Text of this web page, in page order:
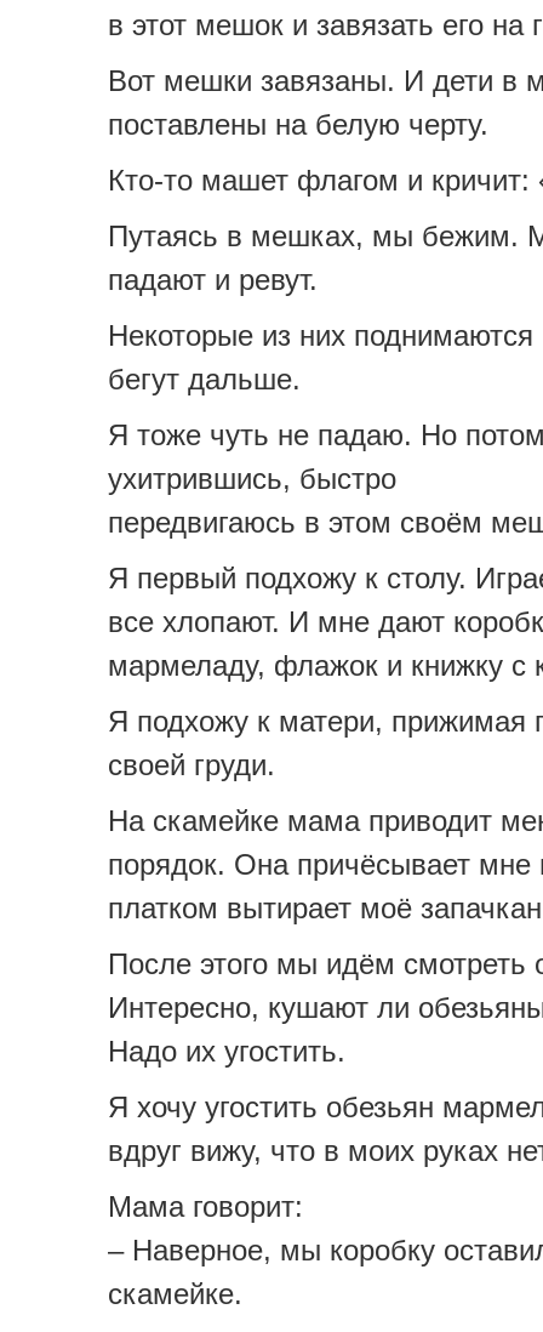
в этот мешок и завязать его на
Вот мешки завязаны. И дети в
поставлены на белую черту.
Кто-то машет флагом и кричит:
Путаясь в мешках, мы бежим.
падают и ревут.
Некоторые из них
бегут дальше.
Я тоже чуть не падаю. Но
ухитрившись, быстро
передвигаюсь в этом своём
Я первый подхожу к столу.
все хлопают. И мне дают
мармеладу, флажок и книжку с
Я подхожу к матери, прижимая
своей груди.
На скамейке мама приводит
порядок. Она причёсывает мне
платком вытирает моё
После этого мы идём смотреть
Интересно, кушают ли
Надо их угостить.
Я хочу угостить обезьян
вдруг вижу, что в моих руках
Мама говорит:
– Наверное, мы коробку
скамейке.